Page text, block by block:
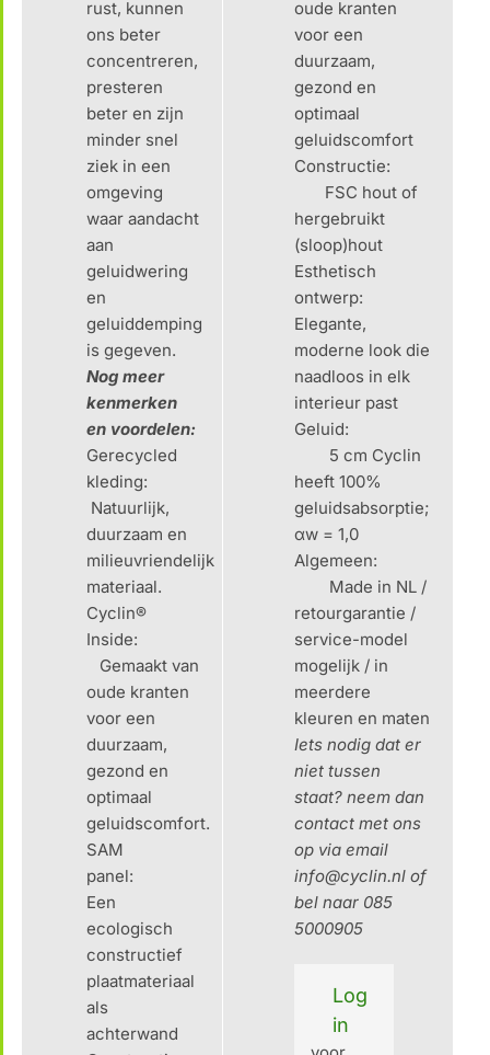
rust, kunnen
ons beter
concentreren,
presteren
beter en zijn
minder snel
ziek in een
omgeving
waar aandacht
aan
geluidwering
en
geluiddemping
is gegeven.
Nog meer
kenmerken
en voordelen:
Gerecycled
kleding:
Natuurlijk,
duurzaam en
milieuvriendelijk
materiaal.
Cyclin®
Inside:
Gemaakt van
oude kranten
voor een
duurzaam,
gezond en
optimaal
geluidscomfort.
SAM
panel:
Een
ecologisch
constructief
plaatmateriaal
als
achterwand
oude kranten
voor een
duurzaam,
gezond en
optimaal
geluidscomfort
Constructie:
FSC hout of
hergebruikt
(sloop)hout
Esthetisch
ontwerp:
Elegante,
moderne look die
naadloos in elk
interieur past
Geluid:
5 cm Cyclin
heeft 100%
geluidsabsorptie;
αw = 1,0
Algemeen:
Made in NL /
retourgarantie /
service-model
mogelijk / in
meerdere
kleuren en maten
Iets nodig dat er
niet tussen
staat? neem dan
contact met ons
op via email
info@cyclin.nl of
bel naar 085
5000905
Log
in